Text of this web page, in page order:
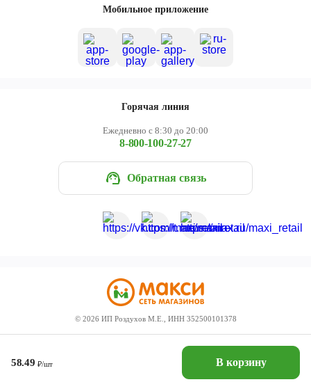
58.49₽/шт В корзину
Мобильное приложение
Горячая линия
Ежедневно с 8:30 до 20:00
8-800-100-27-27
Обратная связь
© 2026 ИП Роздухов М.Е., ИНН 352500101378